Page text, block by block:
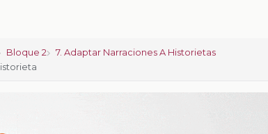
Bloque 2
7. Adaptar Narraciones A Historietas